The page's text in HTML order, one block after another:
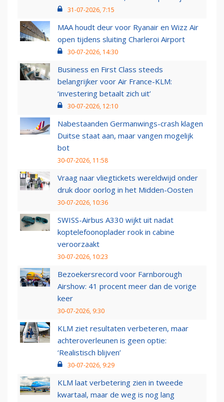
31-07-2026, 7:15
MAA houdt deur voor Ryanair en Wizz Air
open tijdens sluiting Charleroi Airport
30-07-2026, 14:30
Business en First Class steeds
belangrijker voor Air France-KLM:
‘investering betaalt zich uit’
30-07-2026, 12:10
Nabestaanden Germanwings-crash klagen
Duitse staat aan, maar vangen mogelijk
bot
30-07-2026, 11:58
Vraag naar vliegtickets wereldwijd onder
druk door oorlog in het Midden-Oosten
30-07-2026, 10:36
SWISS-Airbus A330 wijkt uit nadat
koptelefoonoplader rook in cabine
veroorzaakt
30-07-2026, 10:23
Bezoekersrecord voor Farnborough
Airshow: 41 procent meer dan de vorige
keer
30-07-2026, 9:30
KLM ziet resultaten verbeteren, maar
achteroverleunen is geen optie:
‘Realistisch blijven’
30-07-2026, 9:29
KLM laat verbetering zien in tweede
kwartaal, maar de weg is nog lang